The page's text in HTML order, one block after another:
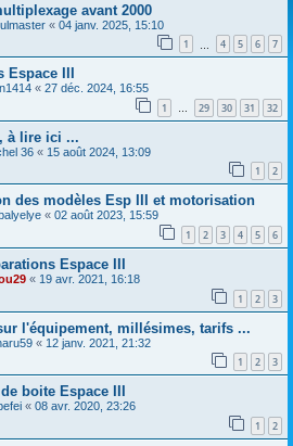
avant 2000
« 04 janv. 2025, 15:10
1 4 5 6 7
Espace III
« 27 déc. 2024, 16:55
1 … 29 30 31 32
à lire ici ...
36 « 15 août 2024, 13:09
1 2
des modèles Esp III et motorisation
« 02 août 2023, 15:59
1 2 3 4 5 6
Espace III
« 19 avr. 2021, 16:18
1 2 3
l'équipement, millésimes, tarifs ...
« 12 janv. 2021, 21:32
1 2 3
boite Espace III
« 08 avr. 2020, 23:26
1 2